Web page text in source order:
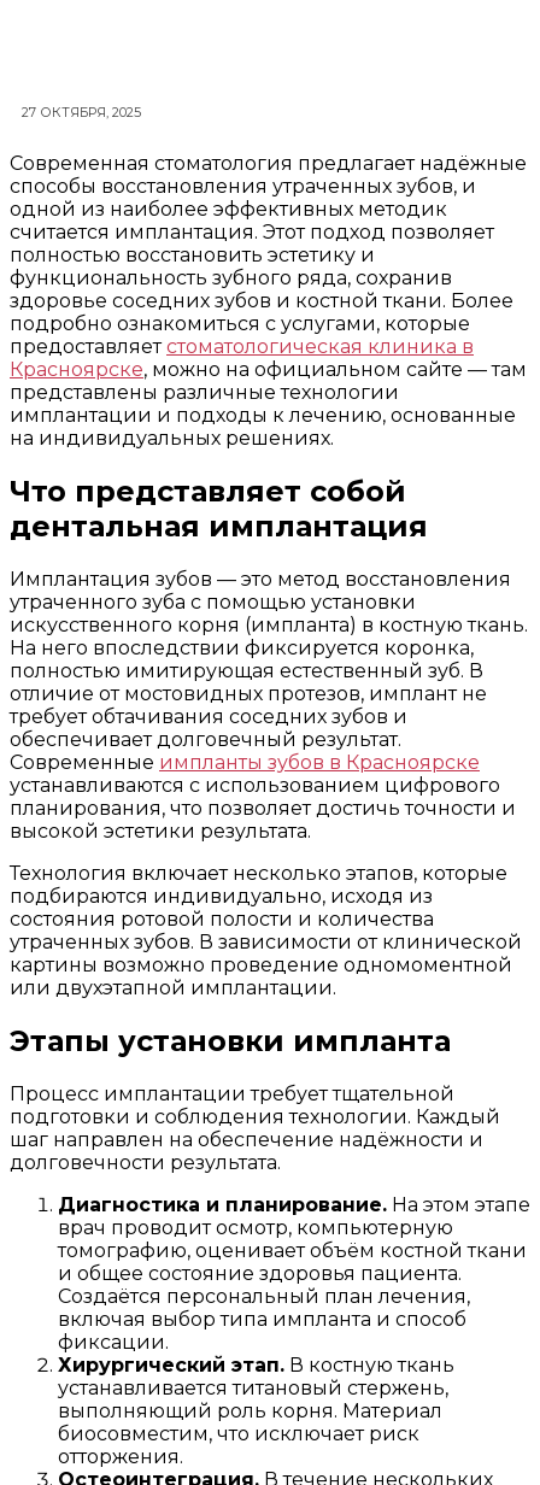
27 ОКТЯБРЯ, 2025
Современная стоматология предлагает надёжные
способы восстановления утраченных зубов, и
одной из наиболее эффективных методик
считается имплантация. Этот подход позволяет
полностью восстановить эстетику и
функциональность зубного ряда, сохранив
здоровье соседних зубов и костной ткани. Более
подробно ознакомиться с услугами, которые
предоставляетстоматологическая клиника в
Красноярске, можно на официальном сайте — там
представлены различные технологии
имплантации и подходы к лечению, основанные
на индивидуальных решениях.
Что представляет собой
дентальная имплантация
Имплантация зубов — это метод восстановления
утраченного зуба с помощью установки
искусственного корня (импланта) в костную ткань.
На него впоследствии фиксируется коронка,
полностью имитирующая естественный зуб. В
отличие от мостовидных протезов, имплант не
требует обтачивания соседних зубов и
обеспечивает долговечный результат.
Современные импланты зубов в Красноярске
устанавливаются с использованием цифрового
планирования, что позволяет достичь точности и
высокой эстетики результата.
Технология включает несколько этапов, которые
подбираются индивидуально, исходя из
состояния ротовой полости и количества
утраченных зубов. В зависимости от клинической
картины возможно проведение одномоментной
или двухэтапной имплантации.
Этапы установки импланта
Процесс имплантации требует тщательной
подготовки и соблюдения технологии. Каждый
шаг направлен на обеспечение надёжности и
долговечности результата.
Диагностика и планирование. На этом этапе
врач проводит осмотр, компьютерную
томографию, оценивает объём костной ткани
и общее состояние здоровья пациента.
Создаётся персональный план лечения,
включая выбор типа импланта и способ
фиксации.
Хирургический этап. В костную ткань
устанавливается титановый стержень,
выполняющий роль корня. Материал
биосовместим, что исключает риск
отторжения.
Остеоинтеграция. В течение нескольких